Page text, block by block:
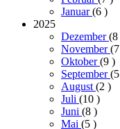
Januar(6 )
2025
Dezember(8
November(7
Oktober(9 )
September(5
August(2 )
Juli (10 )
Juni (8 )
Mai (5 )